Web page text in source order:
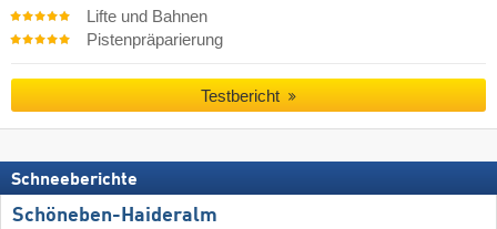
Lifte und Bahnen
Pistenpräparierung
Testbericht
Schneeberichte
Schöneben-Haideralm